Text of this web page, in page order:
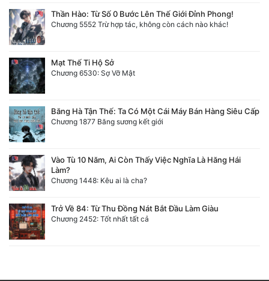
Thần Hào: Từ Số 0 Bước Lên Thế Giới Đỉnh Phong!
Chương 5552 Trừ hợp tác, không còn cách nào khác!
Mạt Thế Ti Hộ Sở
Chương 6530: Sợ Vỡ Mật
Băng Hà Tận Thế: Ta Có Một Cái Máy Bán Hàng Siêu Cấp
Chương 1877 Băng sương kết giới
Vào Tù 10 Năm, Ai Còn Thấy Việc Nghĩa Là Hăng Hái
Làm?
Chương 1448: Kêu ai là cha?
Trở Về 84: Từ Thu Đồng Nát Bắt Đầu Làm Giàu
Chương 2452: Tốt nhất tất cả